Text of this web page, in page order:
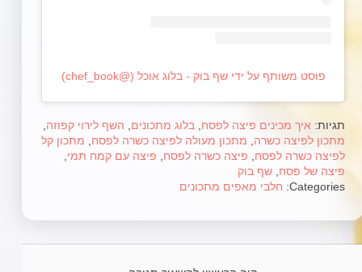
פוסט משותף על ידי ‏‎שף בוק - בלוג אוכל‎‏ (@‏‎chef_book‎‏)
תגיות: איך מכינים פיצה לפסח בלוג מתכונים השף לירוי קפוזה
מתכון לפיצה כשרה
מתכון מעולה לפיצה כשרה לפסח
מתכון קל
לפיצה כשרה לפסח
פיצה כשרה לפסח פיצה עם קמח תמי
פיצה של פסח שף בוק
Categories: חלבי מאפים מתכונים